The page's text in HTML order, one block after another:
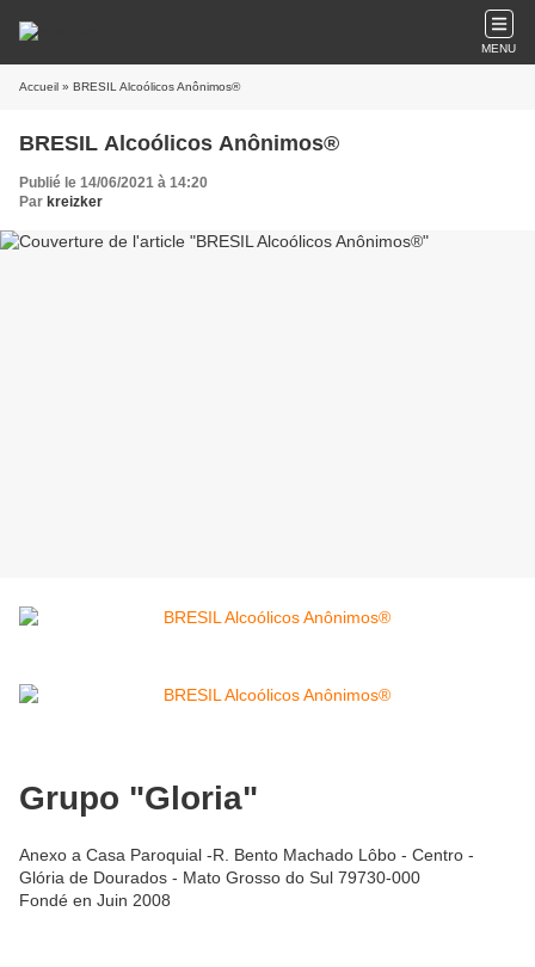
MENU
Accueil » BRESIL Alcoólicos Anônimos®
BRESIL Alcoólicos Anônimos®
Publié le 14/06/2021 à 14:20
Par kreizker
Grupo "Gloria"
Anexo a Casa Paroquial -R. Bento Machado Lôbo - Centro -
Glória de Dourados - Mato Grosso do Sul 79730-000
Fondé en Juin 2008